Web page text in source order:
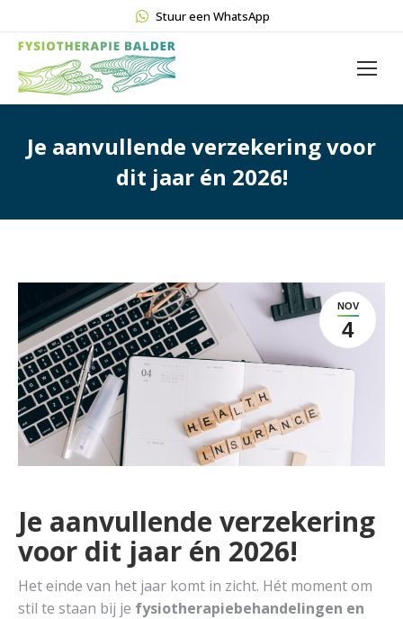
Stuur een WhatsApp
Je aanvullende verzekering voor
dit jaar én 2026!
NOV
4
Je aanvullende verzekering
voor dit jaar én 2026!
Het einde van het jaar komt in zicht. Hét moment om
stil te staan bij je fysiotherapiebehandelingen en